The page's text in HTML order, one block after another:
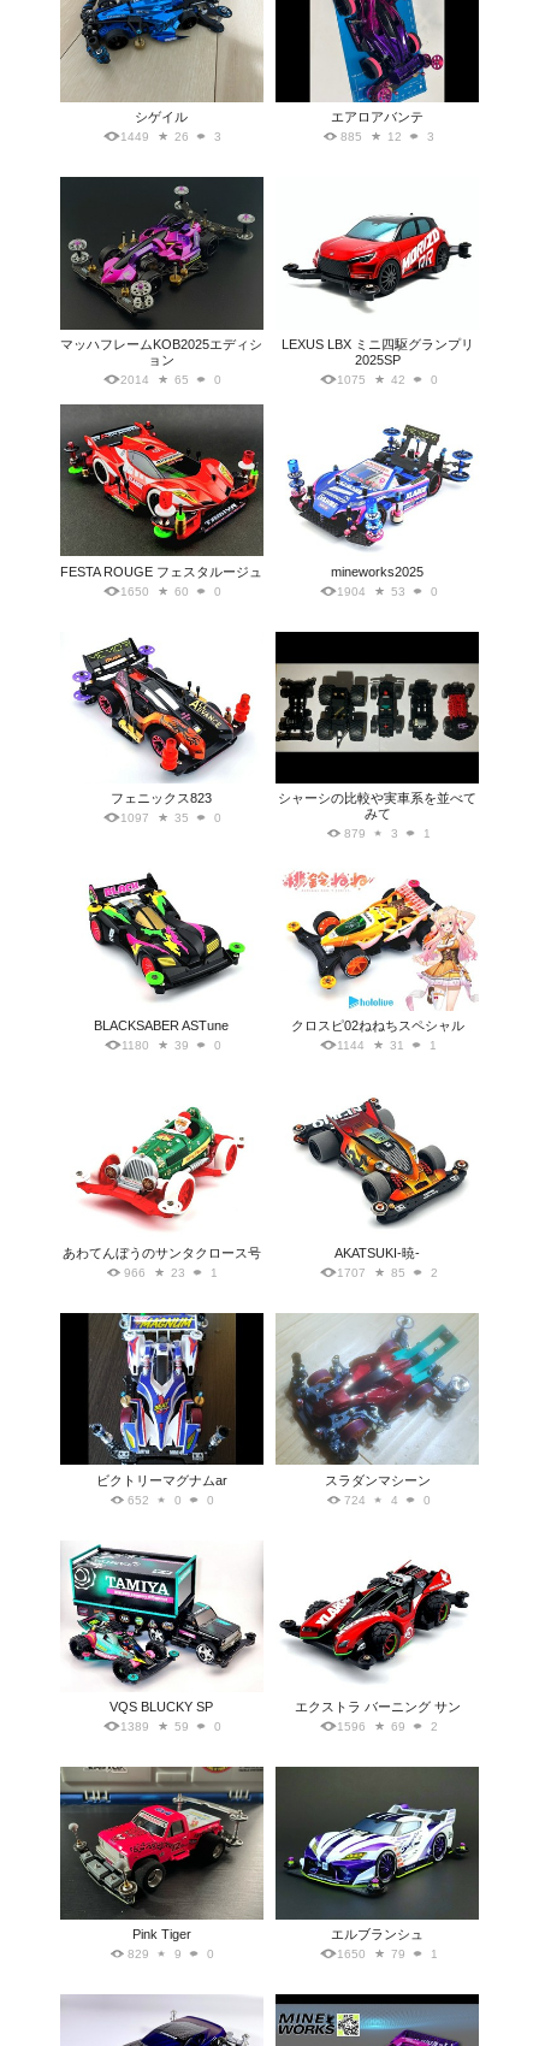
シゲイル
1449 26 3
エアロアバンテ
885 12 3
マッハフレームKOB2025エディシ
ョン
2014 65 0
LEXUS LBX ミニ四駆グランプリ
2025SP
1075 42 0
FESTA ROUGE フェスタルージュ
1650 60 0
mineworks2025
1904 53 0
フェニックス823
1097 35 0
シャーシの比較や実車系を並べて
みて
879 3 1
BLACKSABER ASTune
1180 39 0
クロスピ02ねねちスペシャル
1144 31 1
あわてんぼうのサンタクロース号
966 23 1
AKATSUKI-暁-
1707 85 2
ビクトリーマグナムar
652 0 0
スラダンマシーン
724 4 0
VQS BLUCKY SP
1389 59 0
エクストラ バーニング サン
1596 69 2
Pink Tiger
829 9 0
エルブランシュ
1650 79 1